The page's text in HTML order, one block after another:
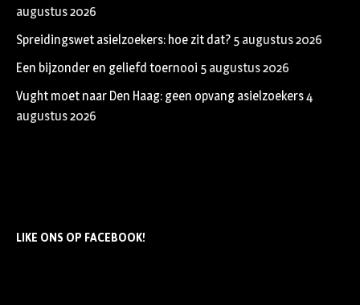
augustus 2026
Spreidingswet asielzoekers: hoe zit dat? 5 augustus 2026
Een bijzonder en geliefd toernooi 5 augustus 2026
Vught moet naar Den Haag: geen opvang asielzoekers4
augustus 2026
LIKE ONS OP FACEBOOK!